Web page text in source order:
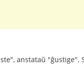
anstataŭ "ĝustige".